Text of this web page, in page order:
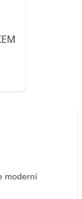
moderní